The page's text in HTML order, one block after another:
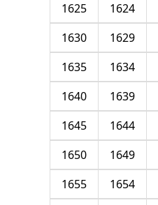
1624
1625
1629
1630
1634
1635
1639
1640
1644
1645
1649
1650
1654
1655